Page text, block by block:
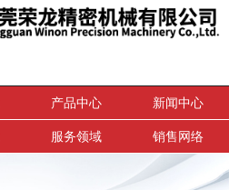
产品中心 新闻中心
服务领域 销售网络
搜索